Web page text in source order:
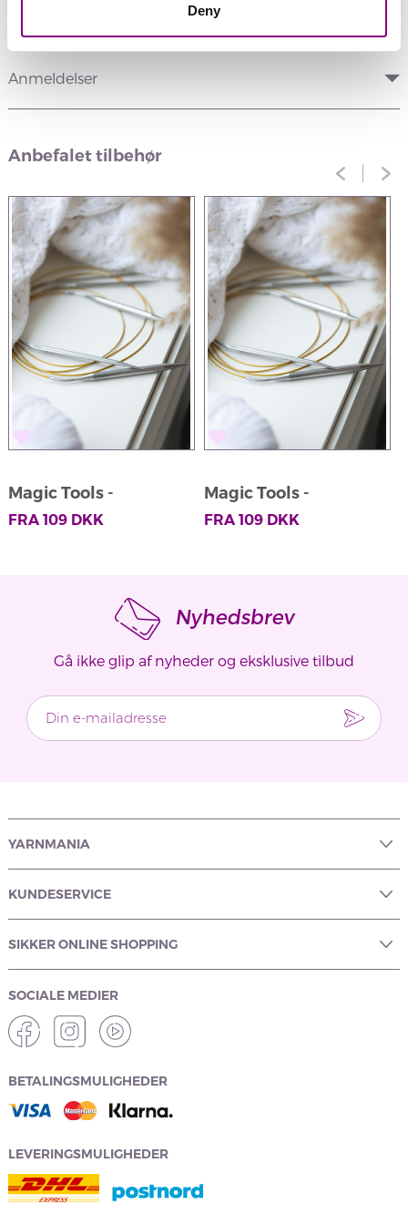
Deny
Anmeldelser
Anbefalet tilbehør
Magic Tools -
Rundpinner Stainless
FRA 109DKK
Magic Tools -
Rundpinner Stainless
FRA 109DKK
Nyhedsbrev
Gå ikke glip af nyheder og eksklusive tilbud
YARNMANIA
KUNDESERVICE
SIKKER ONLINE SHOPPING
SOCIALE MEDIER
BETALINGSMULIGHEDER
LEVERINGSMULIGHEDER